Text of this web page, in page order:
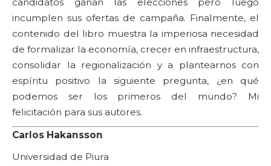
incumplen sus ofertas de campaña. Finalmente, el
contenido del libro muestra la imperiosa necesidad
de formalizar la economía, crecer en infraestructura,
consolidar la regionalización y a plantearnos con
espíritu positivo la siguiente pregunta, ¿en qué
podemos ser los primeros del mundo? Mi
felicitación para sus autores.
Carlos Hakansson
Universidad de Piura